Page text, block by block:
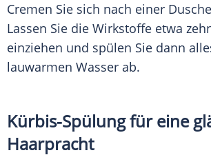
Cremen Sie sich nach einer
Lassen Sie die Wirkstoffe etwa
einziehen und spülen Sie dann
lauwarmen Wasser ab.
Kürbis-Spülung für eine
Haarpracht